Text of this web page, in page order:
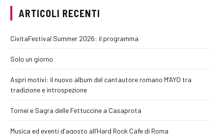
ARTICOLI RECENTI
CivitaFestival Summer 2026: il programma
Solo un giorno
Aspri motivi: il nuovo album del cantautore romano M’AYO tra
tradizione e introspezione
Tornei e Sagra delle Fettuccine a Casaprota
Musica ed eventi d’agosto all’Hard Rock Cafe di Roma